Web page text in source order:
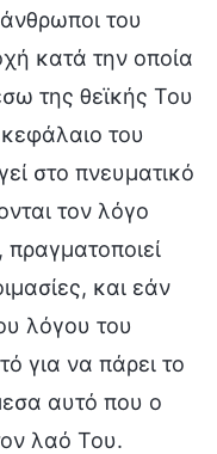
του
κατά την οποία
της θεϊκής Του
του
στο πνευματικό
τον λόγο
και εάν
λόγου του
για να πάρει το
αυτό που ο
λαό Του.